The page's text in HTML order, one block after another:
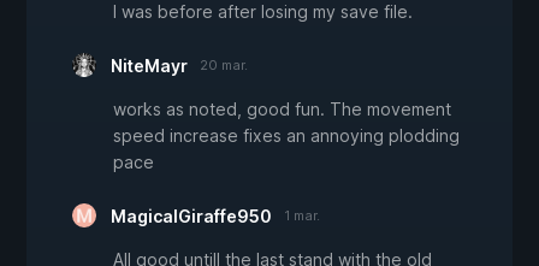
I was before after losing my save file.
NiteMayr 20 mar.
works as noted, good fun. The movement
speed increase fixes an annoying plodding
pace
MagicalGiraffe950 1 mar.
All good untill the last stand with the old